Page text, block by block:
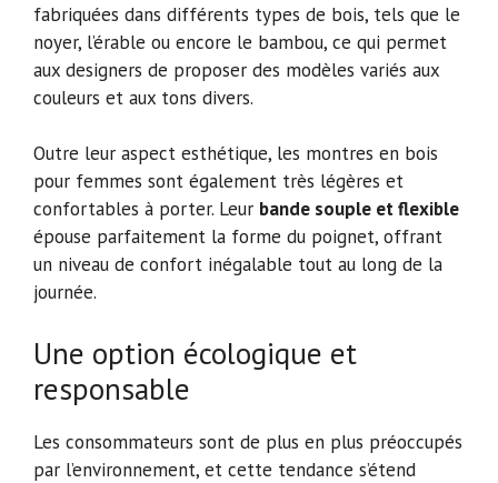
fabriquées dans différents types de bois, tels que le
noyer, l’érable ou encore le bambou, ce qui permet
aux designers de proposer des modèles variés aux
couleurs et aux tons divers.
Outre leur aspect esthétique, les montres en bois
pour femmes sont également très légères et
confortables à porter. Leur bande souple et flexible
épouse parfaitement la forme du poignet, offrant
un niveau de confort inégalable tout au long de la
journée.
Une option écologique et
responsable
Les consommateurs sont de plus en plus préoccupés
par l’environnement, et cette tendance s’étend